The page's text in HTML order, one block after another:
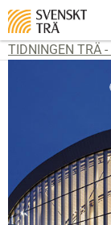
TIDNINGEN TRÄ -